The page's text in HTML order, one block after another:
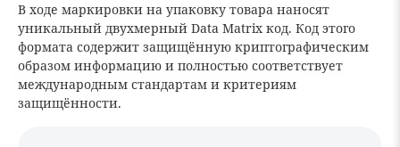
В ходе маркировки на упаковку товара наносят
уникальный двухмерный Data Matrix код. Код этого
формата содержит защищённую криптографическим
образом информацию и полностью соответствует
международным стандартам и критериям
защищённости.